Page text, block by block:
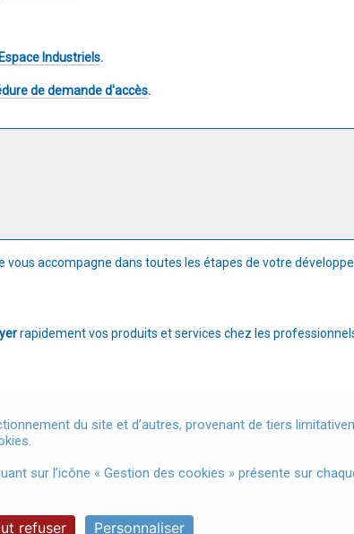
Espace Industriels.
de demande d'accès.
vous accompagne dans toutes les étapes de votre
rapidement vos produits et services chez les
du site et d’autres, provenant de tiers
sur l’icône « Gestion des cookies » présente sur
refuser Personnaliser